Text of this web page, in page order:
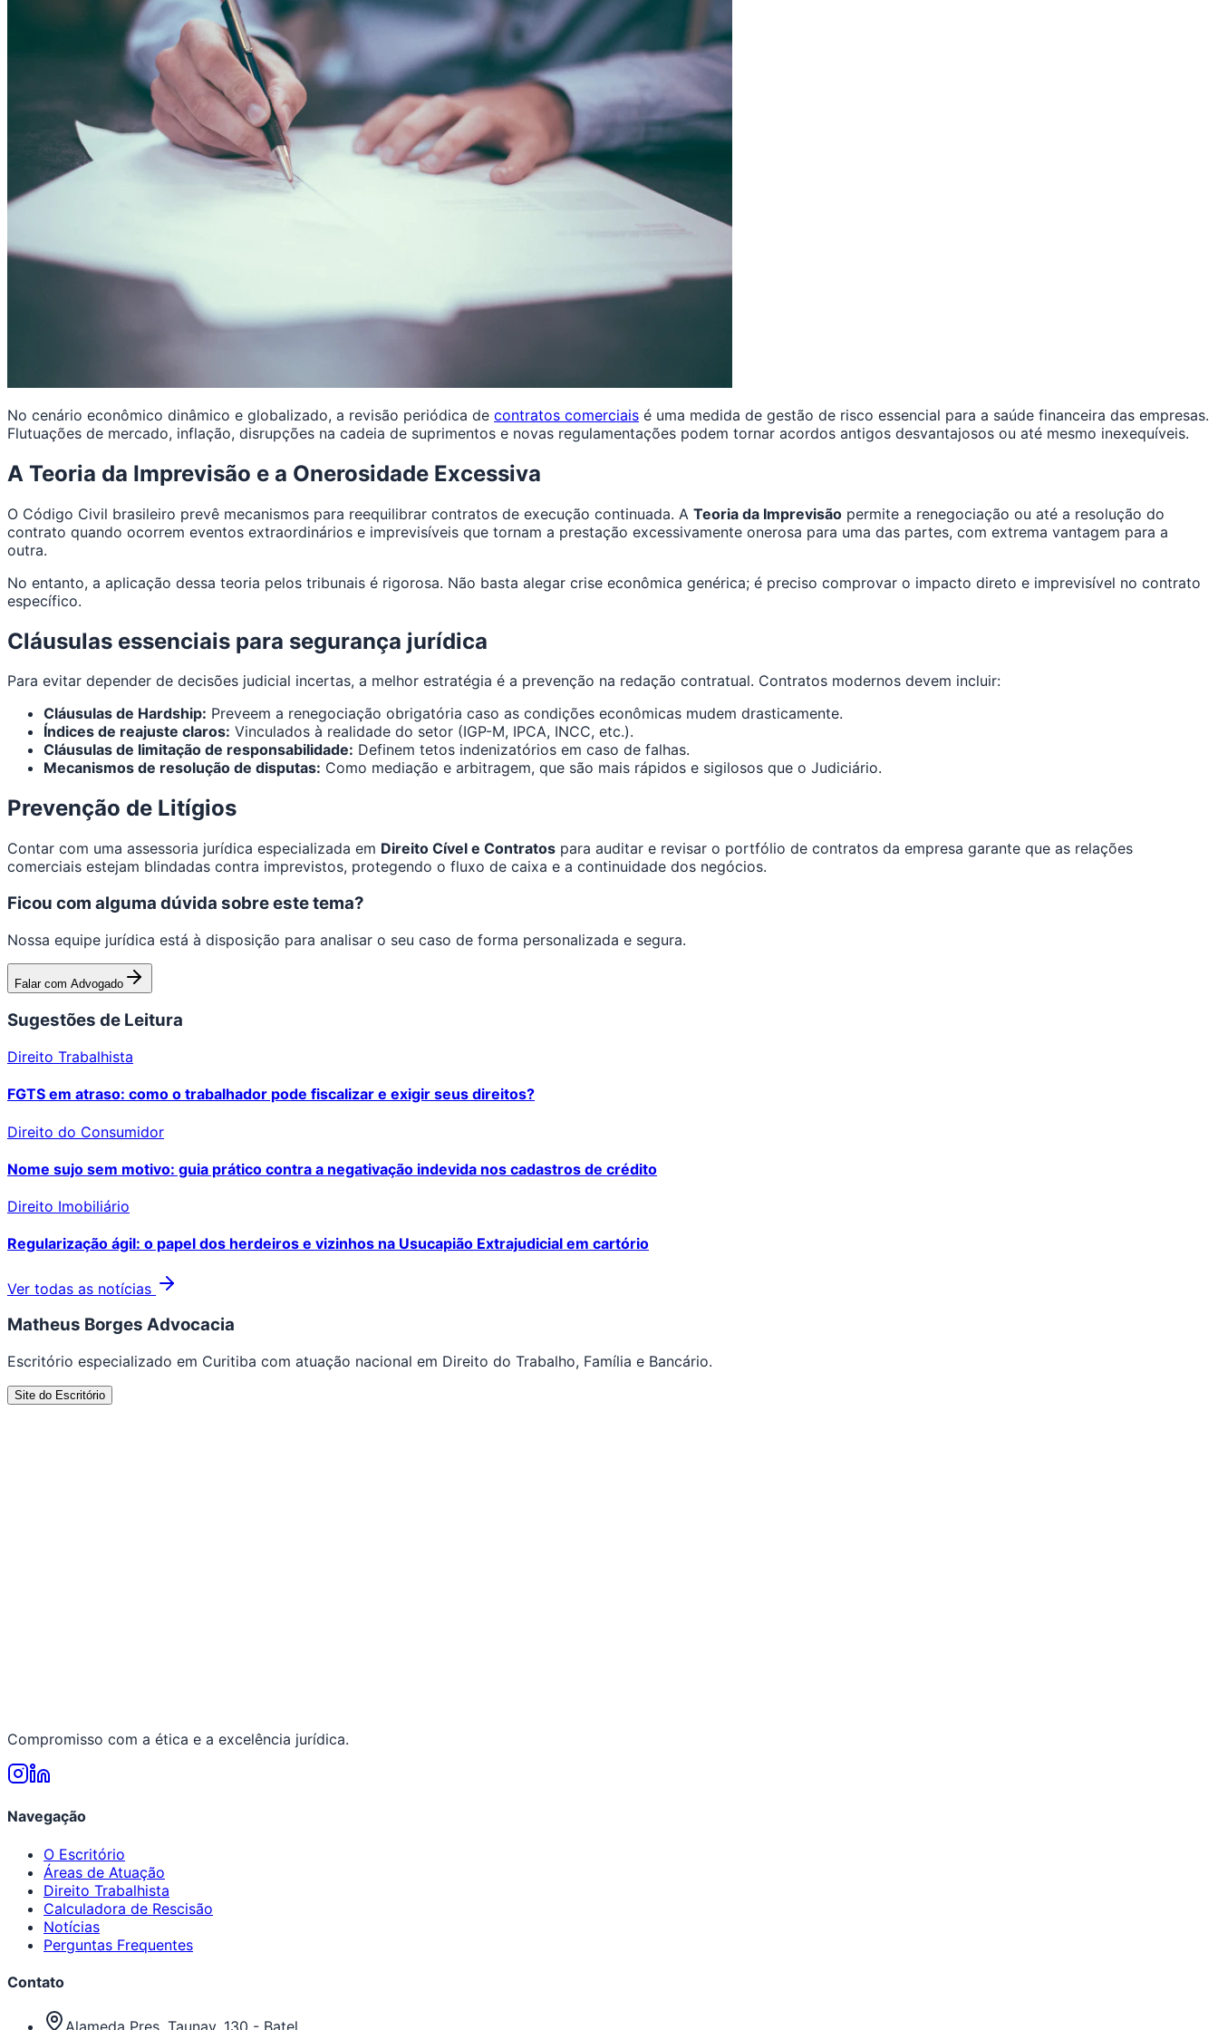
No cenário econômico dinâmico e globalizado, a revisão periódica de contratos comerciais é uma medida de gestão de risco essencial para a saúde financeira das empresas.
Flutuações de mercado, inflação, disrupções na cadeia de suprimentos e novas regulamentações podem tornar acordos antigos desvantajosos ou até mesmo inexequíveis.
A Teoria da Imprevisão e a Onerosidade Excessiva
O Código Civil brasileiro prevê mecanismos para reequilibrar contratos de execução continuada. A Teoria da Imprevisão permite a renegociação ou até a resolução do
contrato quando ocorrem eventos extraordinários e imprevisíveis que tornam a prestação excessivamente onerosa para uma das partes, com extrema vantagem para a
outra.
No entanto, a aplicação dessa teoria pelos tribunais é rigorosa. Não basta alegar crise econômica genérica; é preciso comprovar o impacto direto e imprevisível no contrato
específico.
Cláusulas essenciais para segurança jurídica
Para evitar depender de decisões judicial incertas, a melhor estratégia é a prevenção na redação contratual. Contratos modernos devem incluir:
Cláusulas de Hardship: Preveem a renegociação obrigatória caso as condições econômicas mudem drasticamente.
Índices de reajuste claros: Vinculados à realidade do setor (IGP-M, IPCA, INCC, etc.).
Cláusulas de limitação de responsabilidade: Definem tetos indenizatórios em caso de falhas.
Mecanismos de resolução de disputas: Como mediação e arbitragem, que são mais rápidos e sigilosos que o Judiciário.
Prevenção de Litígios
Contar com uma assessoria jurídica especializada em Direito Cível e Contratos para auditar e revisar o portfólio de contratos da empresa garante que as relações
comerciais estejam blindadas contra imprevistos, protegendo o fluxo de caixa e a continuidade dos negócios.
Ficou com alguma dúvida sobre este tema?
Nossa equipe jurídica está à disposição para analisar o seu caso de forma personalizada e segura.
Falar com Advogado
Sugestões de Leitura
Direito Trabalhista
FGTS em atraso: como o trabalhador pode fiscalizar e exigir seus direitos?
Direito do Consumidor
Nome sujo sem motivo: guia prático contra a negativação indevida nos cadastros de crédito
Direito Imobiliário
Regularização ágil: o papel dos herdeiros e vizinhos na Usucapião Extrajudicial em cartório
Ver todas as notícias
Matheus Borges Advocacia
Escritório especializado em Curitiba com atuação nacional em Direito do Trabalho, Família e Bancário.
Site do Escritório
Compromisso com a ética e a excelência jurídica.
Navegação
O Escritório
Áreas de Atuação
Direito Trabalhista
Calculadora de Rescisão
Notícias
Perguntas Frequentes
Contato